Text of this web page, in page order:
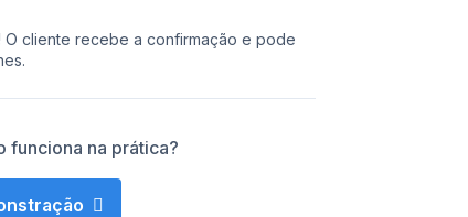
O cliente recebe a confirmação e pode
funciona na prática?